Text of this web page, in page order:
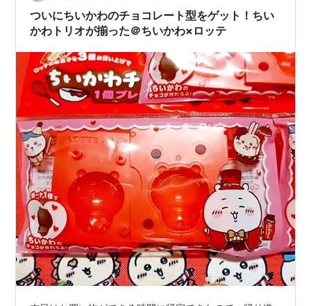
ついにちいかわのチョコレート型をゲット！ちい
かわトリオが揃った＠ちいかわ×ロッテ